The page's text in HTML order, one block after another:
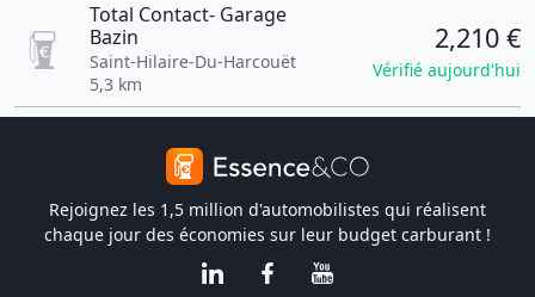
Total Contact- Garage
Bazin
Saint-Hilaire-Du-Harcouët
5,3 km
2,210 €
Vérifié aujourd'hui
Rejoignez les 1,5 million d'automobilistes qui réalisent
chaque jour des économies sur leur budget carburant !